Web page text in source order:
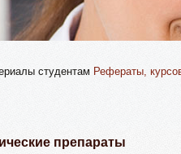
студентам Рефераты,
препараты